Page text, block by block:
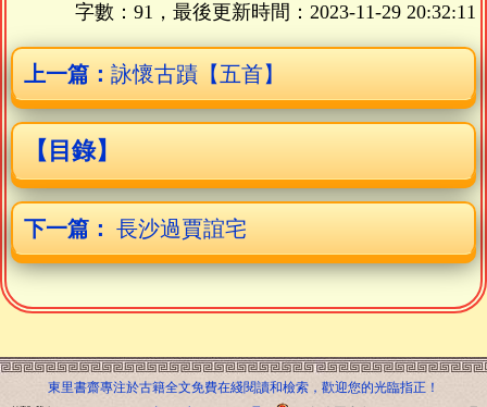
字數：91，最後更新時間： 2023-11-29 20:32:11
上一篇： 詠懷古蹟【五首】
【目錄】
下一篇： 長沙過賈誼宅
東里書齋專注於古籍全文免費在綫閱讀和檢索，歡迎您的光臨指正！